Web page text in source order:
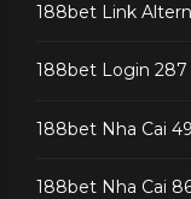
188bet Link
188bet Login 287
188bet Nha Cai
188bet Nha Cai